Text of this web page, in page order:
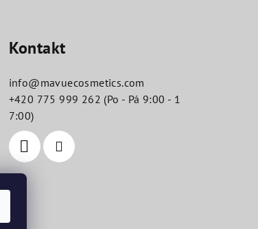
Kontakt
info@mavuecosmetics.com
+420 775 999 262 (Po - Pá 9:00 - 1
7:00)